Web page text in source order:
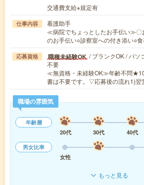
交通費支給※規定有
仕事内容
看護助手
≪病院でちょっとしたお手伝い≫〇
のお手伝い○診察室への付き添い○
応募資格 職種未経験OK / ブランクOK / パソ
不要
≪無資格・未経験OK≫年齢不問
書は不要です。▽応募後の流れ1)
職場の雰囲気
年齢層
20代
30代 40代
男女比率
女性
もっと見る